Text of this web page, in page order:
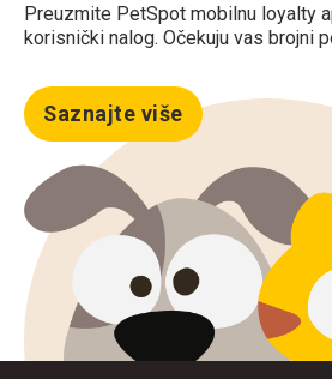
Preuzmite PetSpot mobilnu loyalty
korisnički nalog. Očekuju vas brojni
Saznajte više